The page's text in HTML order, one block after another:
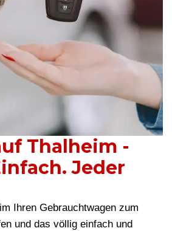
Thalheim -
Jeder
Ihren Gebrauchtwagen zum
und das völlig einfach und